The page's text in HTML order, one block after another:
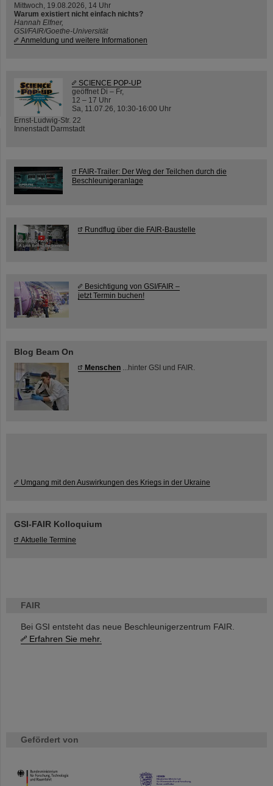
FAIR
Bei GSI entsteht das neue Beschleunigerzentrum FAIR.
Erfahren Sie mehr.
Gefördert von
HMWK
Mittwoch, 19.08.2026, 14 Uhr
Warum existiert nicht einfach nichts?
Hannah Elfner,
GSI/FAIR/Goethe-Universität
Anmeldung und weitere Informationen
SCIENCE POP-UP
geöffnet Di – Fr,
12 – 17 Uhr
Sa, 11.07.26, 10:30-16:00 Uhr
Ernst-Ludwig-Str. 22
Innenstadt Darmstadt
FAIR-Trailer: Der Weg der Teilchen durch die
Beschleunigeranlage
Rundflug über die FAIR-Baustelle
Besichtigung von GSI/FAIR –
jetzt Termin buchen!
Blog Beam On
Menschen ...hinter GSI und FAIR.
Umgang mit den Auswirkungen des Kriegs in der Ukraine
GSI-FAIR Kolloquium
Aktuelle Termine